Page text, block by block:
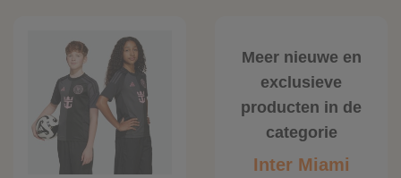
Meer nieuwe en
exclusieve
producten in de
categorie
Inter Miami